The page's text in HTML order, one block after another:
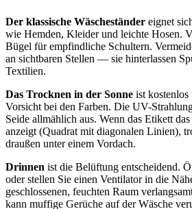
Der klassische Wäscheständer eignet
wie Hemden, Kleider und leichte Hosen.
Bügel für empfindliche Schultern.
an sichtbaren Stellen — sie hinterlassen
Textilien.
Das Trocknen in der Sonne ist
Vorsicht bei den Farben. Die UV-
Seide allmählich aus. Wenn das Etikett
anzeigt (Quadrat mit diagonalen Linien),
draußen unter einem Vordach.
Drinnen ist die Belüftung entscheidend.
oder stellen Sie einen Ventilator in die
geschlossenen, feuchten Raum
kann muffige Gerüche auf der Wäsche